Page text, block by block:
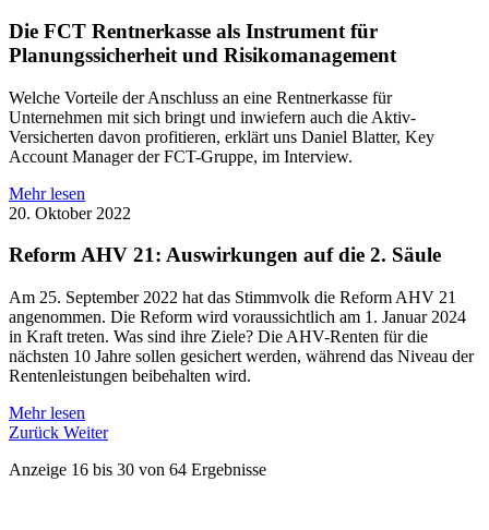
Die FCT Rentnerkasse als Instrument für
Planungssicherheit und Risikomanagement
Welche Vorteile der Anschluss an eine Rentnerkasse für
Unternehmen mit sich bringt und inwiefern auch die Aktiv-
Versicherten davon profitieren, erklärt uns Daniel Blatter, Key
Account Manager der FCT-Gruppe, im Interview.
Mehr lesen
20. Oktober 2022
Reform AHV 21: Auswirkungen auf die 2. Säule
Am 25. September 2022 hat das Stimmvolk die Reform AHV 21
angenommen. Die Reform wird voraussichtlich am 1. Januar 2024
in Kraft treten. Was sind ihre Ziele? Die AHV-Renten für die
nächsten 10 Jahre sollen gesichert werden, während das Niveau der
Rentenleistungen beibehalten wird.
Mehr lesen
Zurück Weiter
Anzeige 16 bis 30 von 64 Ergebnisse